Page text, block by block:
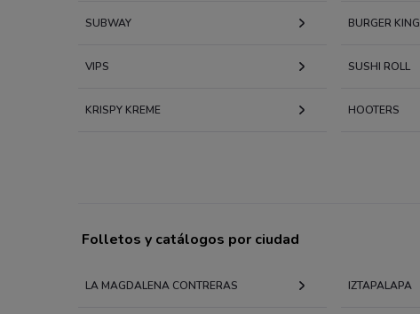
SUBWAY BURGER KING
VIPS SUSHI ROLL
KRISPY KREME HOOTERS
Folletos y catálogos por ciudad
LA MAGDALENA CONTRERAS IZTAPALAPA